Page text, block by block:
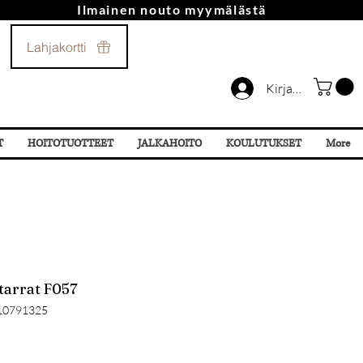
Kirjaudu
Ilmainen nouto myymälästä
Lahjakortti
HOITOTUOTTEET JALKAHOITO KOULUTUKSET More
F057